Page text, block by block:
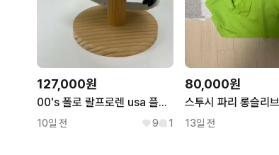
127,000원
00's 폴로 랄프로렌 usa 플래그 화이트 볼캡 모자
10일 전 9 1
80,000원
스투시 파리 롱슬리브
13일 전